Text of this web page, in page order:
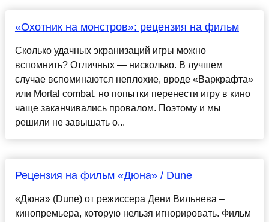
«Охотник на монстров»: рецензия на фильм
Сколько удачных экранизаций игры можно
вспомнить? Отличных — нисколько. В лучшем
случае вспоминаются неплохие, вроде «Варкрафта»
или Mortal combat, но попытки перенести игру в кино
чаще заканчивались провалом. Поэтому и мы
решили не завышать о...
Рецензия на фильм «Дюна» / Dune
«Дюна» (Dune) от режиссера Дени Вильнева –
кинопремьера, которую нельзя игнорировать. Фильм